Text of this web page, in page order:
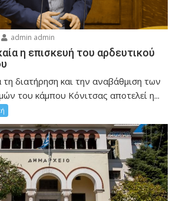
admin admin
η επισκευή του αρδευτικού
τη διατήρηση και την αναβάθμιση των
του κάμπου Κόνιτσας αποτελεί η...